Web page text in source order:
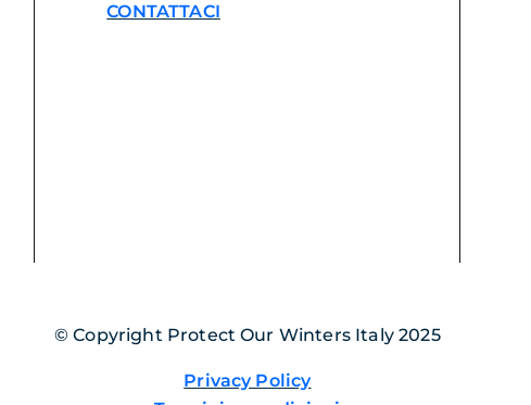
CONTATTACI
© Copyright Protect Our Winters Italy 2025
Privacy Policy